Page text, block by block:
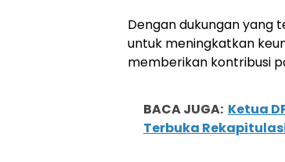
Dengan dukungan yang
untuk meningkatkan
memberikan kontribusi
BACA JUGA: Ketua
Terbuka